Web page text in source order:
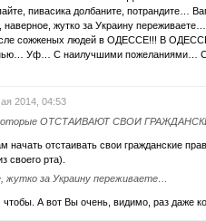
пивасика долбаните, потрандите…
жутко за Украину
сожженых людей в ОДЕССЕ!!! В
Уф… С наилучшими пожеланиями…
2014, 04:53
ОТСТАИВАЮТ СВОИ
начать отстаивать свои гражданские
своего рта).
жутко за Украину переживаете…
А вот Вы очень, видимо, раз даже